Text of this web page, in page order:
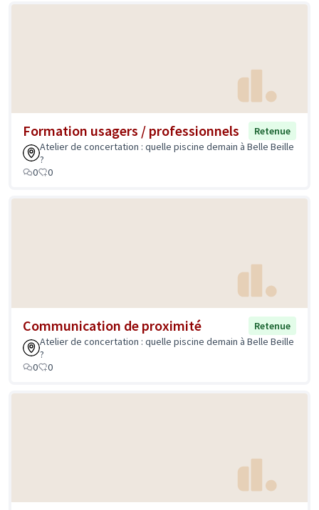
Formation usagers / professionnels
Retenue
Atelier de concertation : quelle piscine demain à Belle Beille
?
0
0
Communication de proximité
Retenue
Atelier de concertation : quelle piscine demain à Belle Beille
?
0
0